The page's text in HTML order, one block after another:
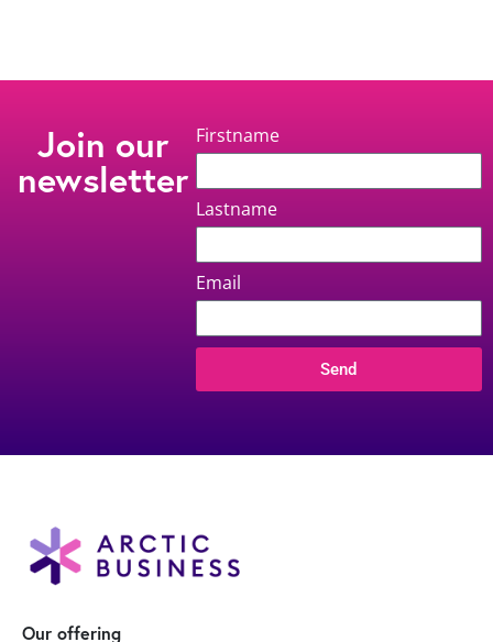
Join our
newsletter
Firstname
Lastname
Email
Send
Our offering